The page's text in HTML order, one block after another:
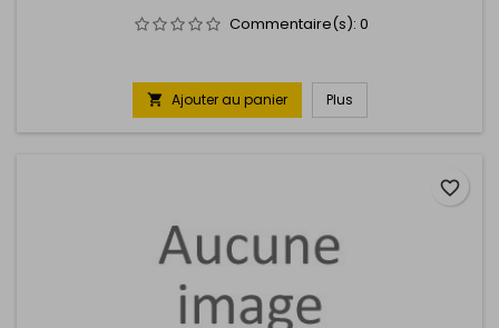
Commentaire(s): 0
 Ajouter au panier Plus
favorite_border